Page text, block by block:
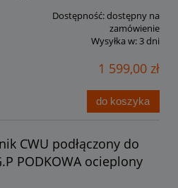
Dostępność:dostępny na
zamówienie
Wysyłka w: 3 dni
1 599,00 zł
do koszyka
CWU podłączony do
PODKOWA ocieplony